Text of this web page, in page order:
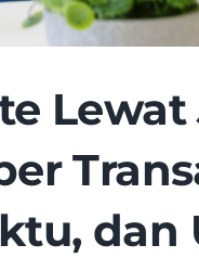
Lewat
dan